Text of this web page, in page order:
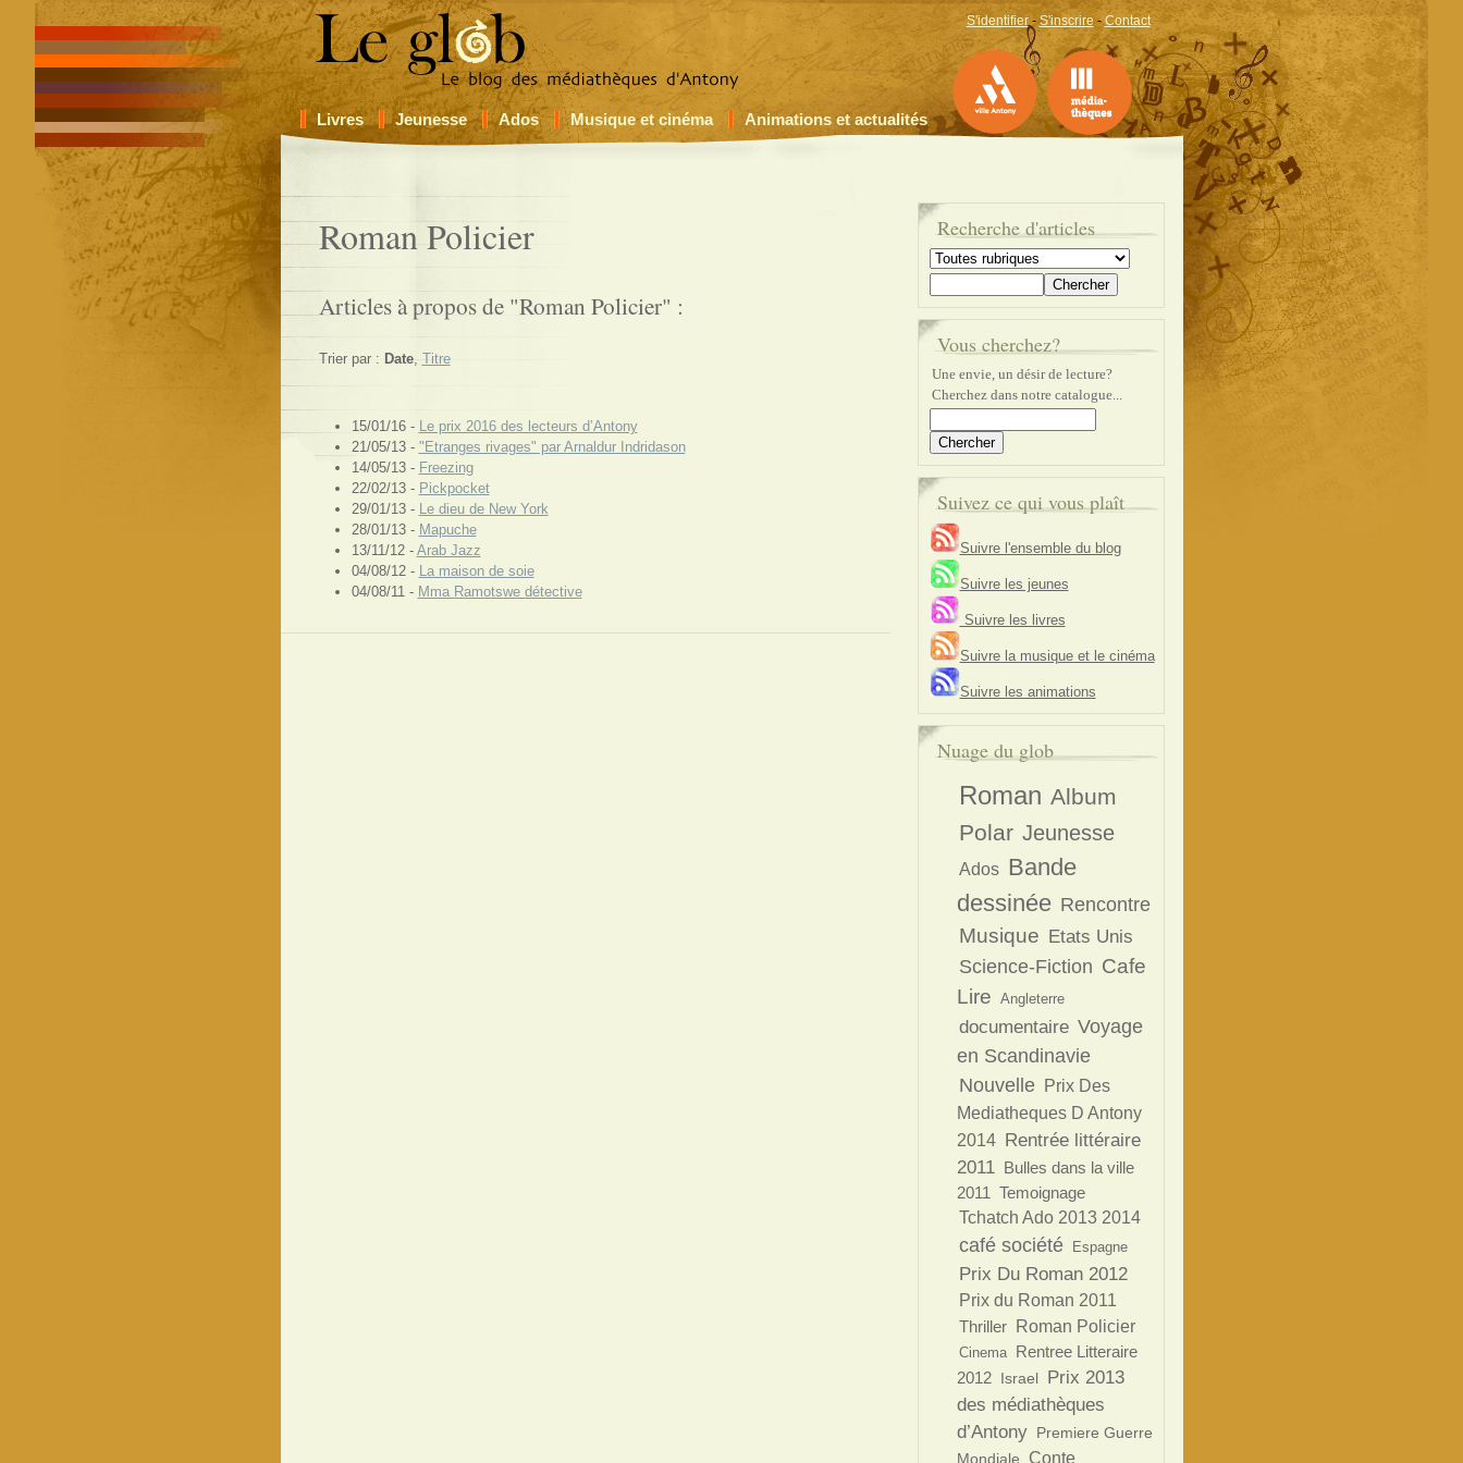
S'identifier - S'inscrire -Contact
Livres Jeunesse Ados Musique et cinéma Animations et actualités
Roman Policier
Articles à propos de "Roman Policier" :
Trier par : Date, Titre
15/01/16 - Le prix 2016 des lecteurs d’Antony
21/05/13 - "Etranges rivages" par Arnaldur Indridason
14/05/13 - Freezing
22/02/13 - Pickpocket
29/01/13 - Le dieu de New York
28/01/13 - Mapuche
13/11/12 - Arab Jazz
04/08/12 - La maison de soie
04/08/11 - Mma Ramotswe détective
Recherche d'articles
Vous cherchez?
Une envie, un désir de lecture?
Cherchez dans notre catalogue...
Suivez ce qui vous plaît
Suivre l'ensemble du blog
Suivre les jeunes
Suivre les livres
Suivre la musique et le cinéma
Suivre les animations
Nuage du glob
Roman Album
Polar Jeunesse
Ados Bande
dessinée Rencontre
Musique Etats Unis
Science-Fiction Cafe
Lire Angleterre
documentaire Voyage
en Scandinavie
Nouvelle
Prix Des
Mediatheques D Antony
2014 Rentrée littéraire
2011 Bulles dans la ville
2011 Temoignage
Tchatch Ado 2013 2014
café société Espagne
Prix Du Roman 2012
Prix du Roman 2011
Thriller
Roman Policier
Cinema
Rentree Litteraire
2012 Israel Prix 2013
des médiathèques
d’Antony Premiere Guerre
Mondiale
Conte